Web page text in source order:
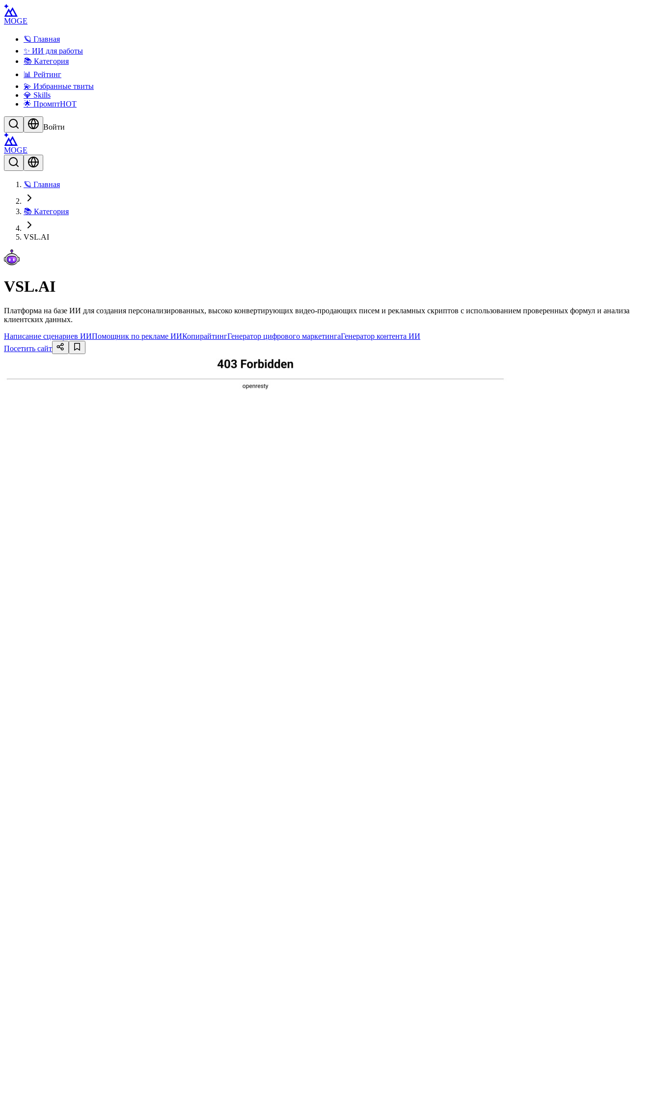
MOGE
🪐 Главная
✨ ИИ для работы
📚 Категория
📊 Рейтинг
💫 Избранные твиты
💎 Skills
🌟 ПромптHOT
Войти
MOGE
🪐 Главная
📚 Категория
VSL.AI
VSL.AI
Платформа на базе ИИ для создания персонализированных, высоко конвертирующих видео-продающих писем и рекламных скриптов с использованием проверенных формул и анализа
клиентских данных.
Написание сценариев ИИПомощник по рекламе ИИКопирайтингГенератор цифрового маркетингаГенератор контента ИИ
Посетить сайт